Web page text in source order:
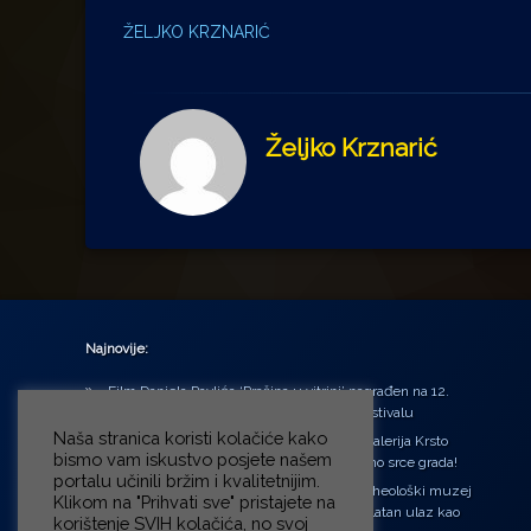
ŽELJKO KRZNARIĆ
Željko Krznarić
Najnovije:
Film Daniela Pavlića ‘Prašina u vitrini’ nagrađen na 12.
Green Montenegro International Film Festivalu
U središtu Petrinje otvorena obnovljena Galerija Krsto
Hegedušić: Kultura vraćena kući, u samo srce grada!
Od petka do nedjelje (31.7. – 2.8.2026.) Arheološki muzej
u Zagrebu otvara vrata građanima: Besplatan ulaz kao
Naša stranica koristi kolačiće kako
bismo vam iskustvo posjete našem
portalu učinili bržim i kvalitetnijim.
Klikom na "Prihvati sve" pristajete na
korištenje SVIH kolačića, no svoj